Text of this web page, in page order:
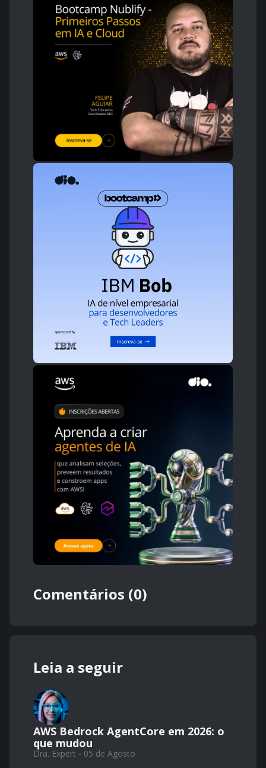
Comentários (0)
Leia a seguir
AWS Bedrock AgentCore em 2026: o
que mudou
Dra. Expert - 05 de Agosto